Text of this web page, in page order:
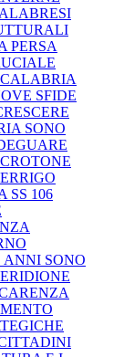
PERSA
SFIDE
SONO
SS 106
ANNI SONO